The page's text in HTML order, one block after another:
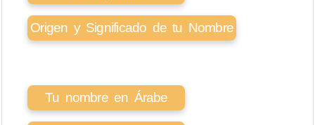
Origen y Significado de tu Nombre
Tu nombre en Árabe